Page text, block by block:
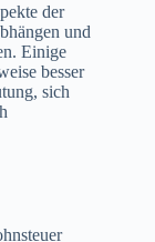
der
und
Einige
besser
sich